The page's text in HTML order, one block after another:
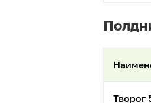
Творог